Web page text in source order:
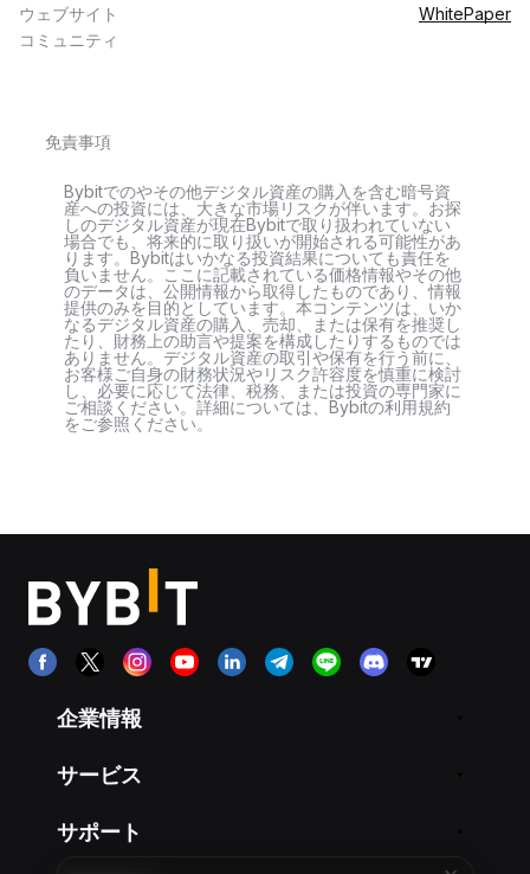
ウェブサイト
WhitePaper
コミュニティ
免責事項
Bybitでのやその他デジタル資産の購入を含む暗号資
産への投資には、大きな市場リスクが伴います。お探
しのデジタル資産が現在Bybitで取り扱われていない
場合でも、将来的に取り扱いが開始される可能性があ
ります。Bybitはいかなる投資結果についても責任を
負いません。ここに記載されている価格情報やその他
のデータは、公開情報から取得したものであり、情報
提供のみを目的としています。本コンテンツは、いか
なるデジタル資産の購入、売却、または保有を推奨し
たり、財務上の助言や提案を構成したりするものでは
ありません。デジタル資産の取引や保有を行う前に、
お客様ご自身の財務状況やリスク許容度を慎重に検討
し、必要に応じて法律、税務、または投資の専門家に
ご相談ください。詳細については、Bybitの利用規約
をご参照ください。
企業情報
サービス
サポート